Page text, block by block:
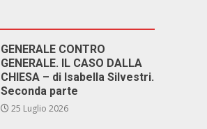
GENERALE CONTRO
GENERALE. IL CASO DALLA
CHIESA – di Isabella Silvestri.
Seconda parte
25 Luglio 2026